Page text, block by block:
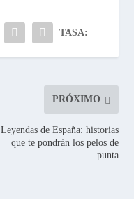
TASA:
PRÓXIMO
Leyendas de España: historias
que te pondrán los pelos de
punta